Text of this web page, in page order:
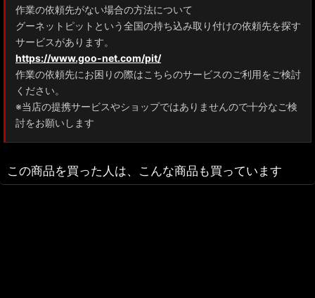
作業の依頼先がない場合の方法について
グーネットピットという全国の持ち込み取り付けの依頼先を探す
サービスがあります。
https://www.goo-net.com/pit/
作業の依頼先にお困りの際はこちらのサービスのご利用をご検討
ください。
※当店の提携サービスやショップではありませんので十分なご検
討をお願いします
この商品を買った人は、こんな商品も買っています